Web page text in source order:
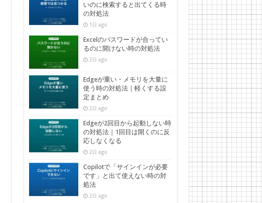
いのに検索すると出てくる時
の対処法
1日 ago
Excelのパスワードが合ってい
るのに開けない時の対処法
2日 ago
Edgeが重い・メモリを大量に
使う時の対処法｜軽くする設
定まとめ
2日 ago
Edgeが2回目から起動しない時
の対処法｜1回目は開くのに反
応しなくなる
2日 ago
Copilotで「サインインが必要
です」と出て使えない時の対
処法
2日 ago